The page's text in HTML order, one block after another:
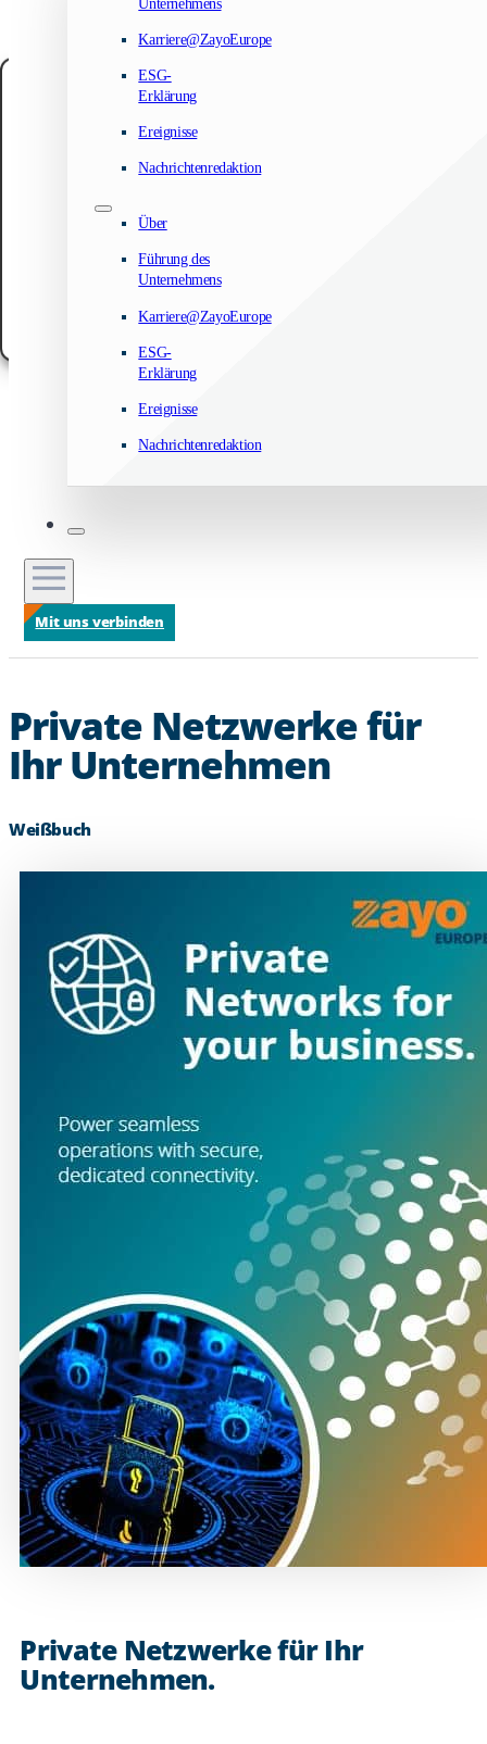
Manage your privacy
We use technologies like cookies to store and/or access device information. We
these technologies will allow us to process data such as browsing behavior or
Datenschutzbestimmungen
Karriere@ZayoEurope
ESG-
Erklärung
Ereignisse
Nachrichtenredaktion
Über
Führung des
Unternehmens
Karriere@ZayoEurope
ESG-
Erklärung
Ereignisse
Nachrichtenredaktion
Products & Services
Industries
Why Choose Zayo Europe
About Zayo Europe
Mit uns verbinden
Private Netzwerke für
Ihr Unternehmen
Weißbuch
Private Netzwerke für Ihr
Unternehmen.